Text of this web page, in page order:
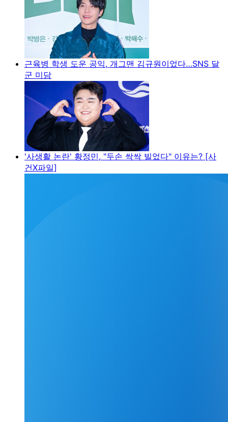
근육병 학생 도운 공익, 개그맨 김규원이었다…SNS 달
군 미담
'사생활 논란' 황정민, "두손 싹싹 빌었다" 이유는? [사
건X파일]